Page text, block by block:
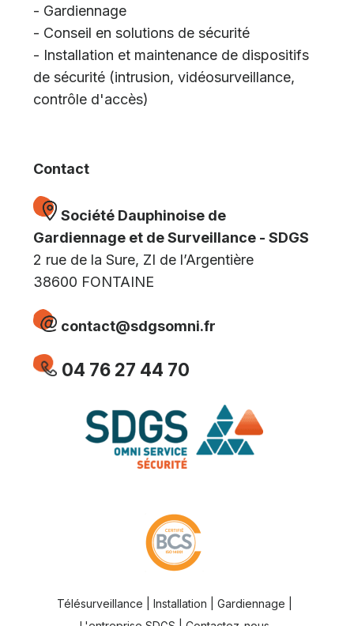
- Gardiennage
- Conseil en solutions de sécurité
- Installation et maintenance de dispositifs
de sécurité (intrusion, vidéosurveillance,
contrôle d'accès)
Contact
Société Dauphinoise de
Gardiennage et de Surveillance - SDGS
2 rue de la Sure, ZI de l’Argentière
38600 FONTAINE
contact@sdgsomni.fr
04 76 27 44 70
Télésurveillance Installation Gardiennage